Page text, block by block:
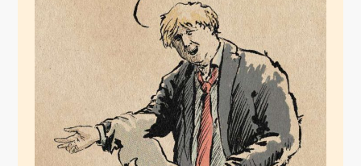
Bojos Giftshop
Juli 23, 2020